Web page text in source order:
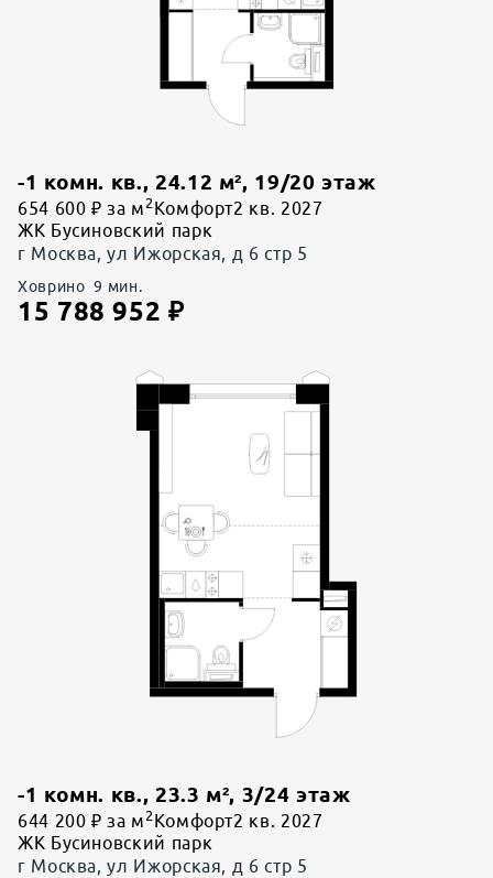
-1 комн. кв., 24.12 м², 19/20 этаж
654 600 ₽ за м 2 Комфорт2 кв. 2027
ЖК Бусиновский парк
г Москва, ул Ижорская, д 6 стр 5
Ховрино 9 мин.
15 788 952 ₽
-1 комн. кв., 23.3 м², 3/24 этаж
644 200 ₽ за м 2 Комфорт2 кв. 2027
ЖК Бусиновский парк
г Москва, ул Ижорская, д 6 стр 5